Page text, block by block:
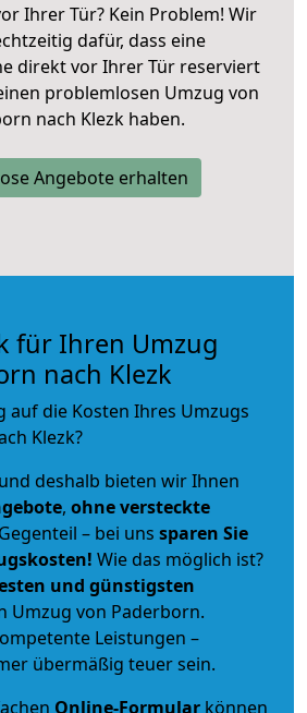
Ihrer Tür? Kein Problem! Wir
dafür, dass eine
direkt vor Ihrer Tür reserviert
problemlosen Umzug von
nach Klezk haben.
Angebote erhalten
für Ihren Umzug
nach Klezk
auf die Kosten Ihres Umzugs
Klezk?
deshalb bieten wir Ihnen
, ohne versteckte
– bei uns sparen Sie
Wie das möglich ist?
und günstigsten
Umzug von Paderborn.
Leistungen –
übermäßig teuer sein.
Online-Formular können